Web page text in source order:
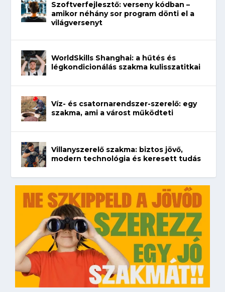
Szoftverfejlesztő: verseny kódban –
amikor néhány sor program dönti el a
világversenyt
WorldSkills Shanghai: a hűtés és
légkondicionálás szakma kulisszatitkai
Víz- és csatornarendszer-szerelő: egy
szakma, ami a várost működteti
Villanyszerelő szakma: biztos jövő,
modern technológia és keresett tudás